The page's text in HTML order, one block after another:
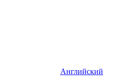
Английский